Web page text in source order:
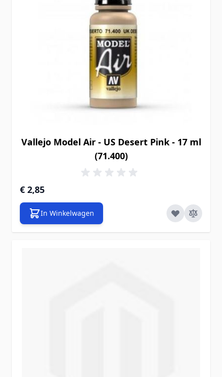
Vallejo Model Air - US Desert Pink - 17 ml
(71.400)
€ 2,85
In Winkelwagen